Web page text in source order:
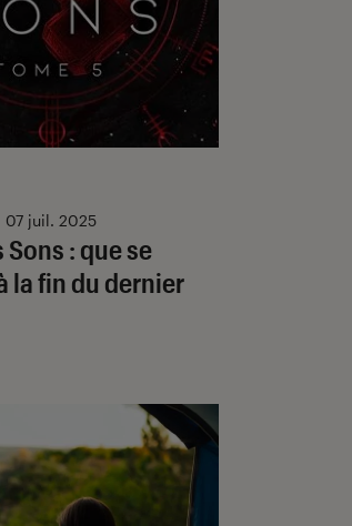
Sons : que se
la fin du dernier
07 juil. 2025